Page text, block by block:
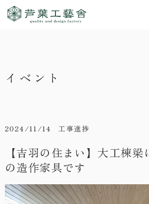
イベント
2024/11/14 工事進捗
【吉羽の住まい】大工棟
の造作家具です
- すべて
事業案内
- リノベーション
- コンセプトハウス事
業
- すべて
- コンセプトハウス6
- コンセプトハウス5
- ギャラリー&工房
・お客
・リク